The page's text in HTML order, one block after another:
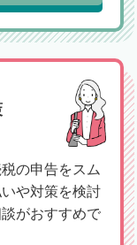
の申告をスム
や対策を検討
がおすすめで